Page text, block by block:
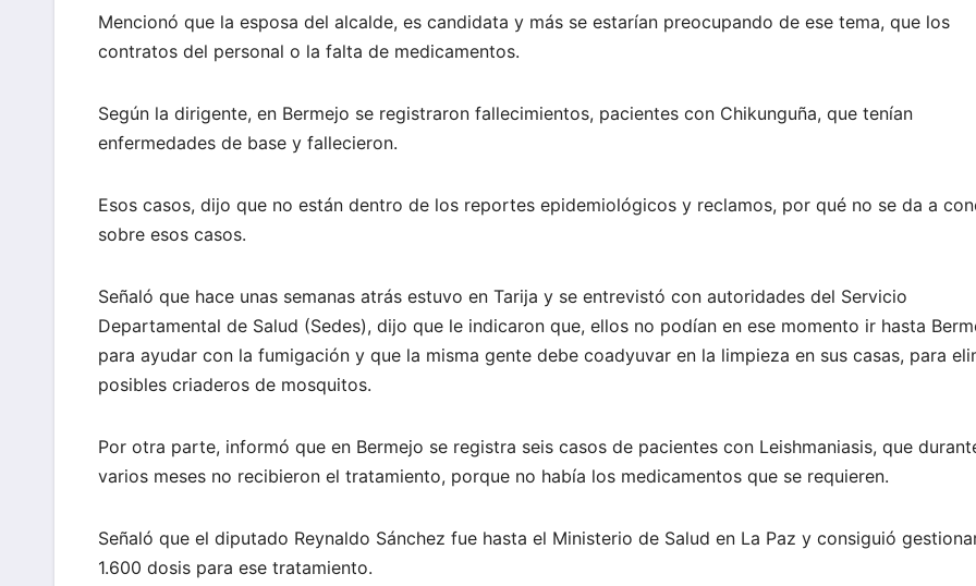
Mencionó que la esposa del alcalde, es candidata y más se estarían preocupando de ese tema, que los
contratos del personal o la falta de medicamentos.
Según la dirigente, en Bermejo se registraron fallecimientos, pacientes con Chikunguña, que tenían
enfermedades de base y fallecieron.
Esos casos, dijo que no están dentro de los reportes epidemiológicos y reclamos, por qué no se da a
sobre esos casos.
Señaló que hace unas semanas atrás estuvo en Tarija y se entrevistó con autoridades del Servicio
Departamental de Salud (Sedes), dijo que le indicaron que, ellos no podían en ese momento ir hasta
para ayudar con la fumigación y que la misma gente debe coadyuvar en la limpieza en sus casas, para
posibles criaderos de mosquitos.
Por otra parte, informó que en Bermejo se registra seis casos de pacientes con Leishmaniasis, que
varios meses no recibieron el tratamiento, porque no había los medicamentos que se requieren.
Señaló que el diputado Reynaldo Sánchez fue hasta el Ministerio de Salud en La Paz y consiguió
1.600 dosis para ese tratamiento.